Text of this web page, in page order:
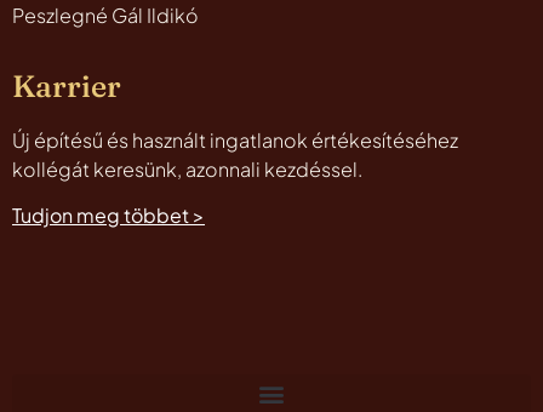
Peszlegné Gál Ildikó
Karrier
Új építésű és használt ingatlanok értékesítéséhez
kollégát keresünk, azonnali kezdéssel.
Tudjon meg többet >